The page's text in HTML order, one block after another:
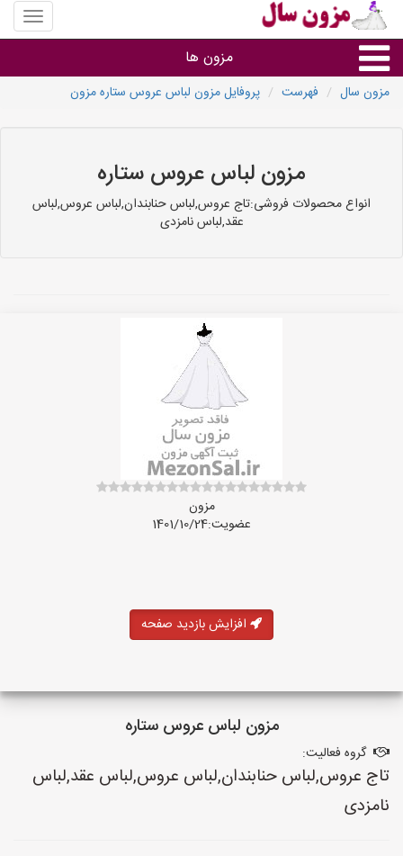
منوی
سایت
سال
مزون ها
استان ها
مزون سال فهرست پروفایل مزون لباس عروس ستاره مزون
مزون لباس عروس ستاره
انواع محصولات فروشی:تاج عروس,لباس حنابندان,لباس عروس,لباس
عقد,لباس نامزدی
مزون
عضویت:1401/10/24
افزایش بازدید صفحه
مزون لباس عروس ستاره
گروه فعالیت:
تاج عروس,لباس حنابندان,لباس عروس,لباس عقد,لباس
نامزدی